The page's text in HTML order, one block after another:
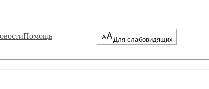
Помощь Для слабовидящих